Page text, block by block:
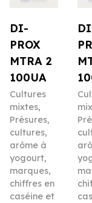
DI-
PROX
MTRA 2
100UA
Cultures
mixtes,
Présures,
cultures,
arôme à
yogourt,
marques,
chiffres en
caséine et